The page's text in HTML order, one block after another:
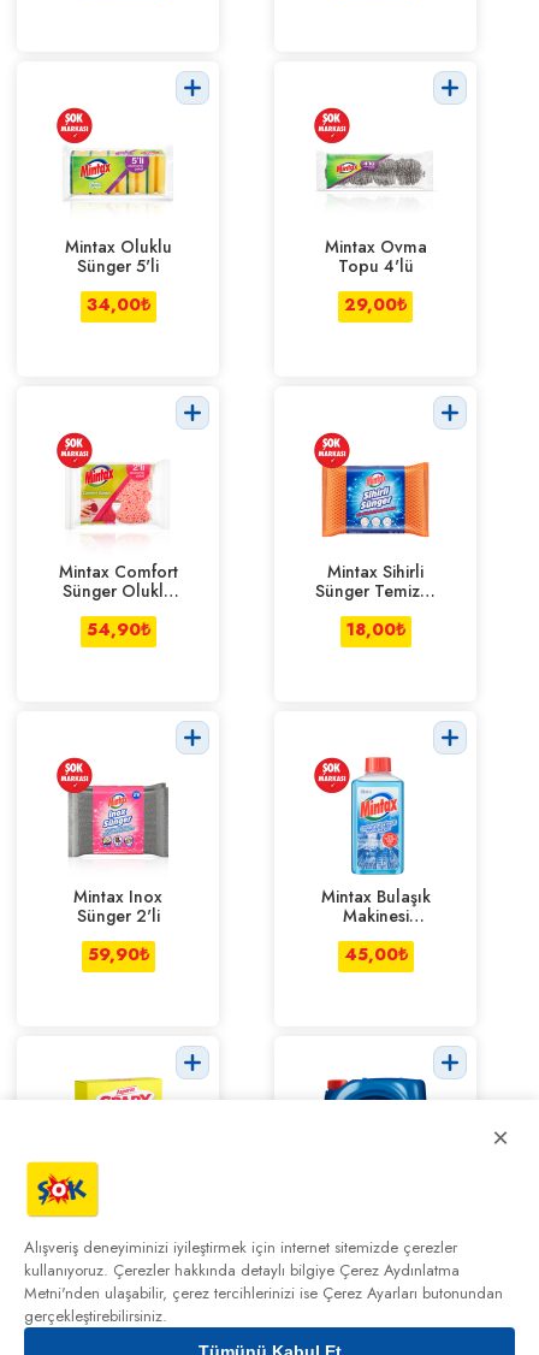
Mintax Oluklu
Sünger 5'li
34,00₺
Mintax Ovma
Topu 4'lü
29,00₺
Mintax Comfort
Sünger Oluklu
2'li
54,90₺
Mintax Sihirli
Sünger Temizlik
Bezi
18,00₺
Mintax Inox
Sünger 2'li
59,90₺
Mintax Bulaşık
Makinesi
Temizleyici 250
ml
45,00₺
Asperox Sparx
Limon Kokulu
Kaya Tuzu 1.5
Kg
129,00₺
89,00₺
Bulaşık
Deterjanı 4 Kg
299,00₺
×
Alışveriş deneyiminizi iyileştirmek için internet sitemizde çerezler
kullanıyoruz. Çerezler hakkında detaylı bilgiye Çerez Aydınlatma
Metni'nden ulaşabilir, çerez tercihlerinizi ise Çerez Ayarları butonundan
gerçekleştirebilirsiniz.